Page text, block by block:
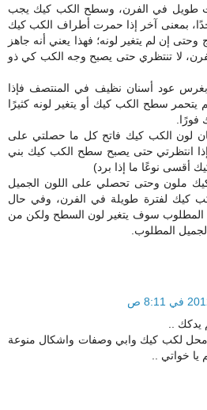
طويل في الفرن، وسطح الكب كيك يجب
بمعنى آخر إذا حمرت أطراف الكب كيك
إن لم يتغير لونه؛ فهذا يعني أنه جاهز
لا تنتظري حتى يصبح وجه الكب كي ذو
بغرس عود أسنان نظيف في المنتصف فإذا
سطح الكب كيك أو يتغير لونه كثيرًا
فورًا.
لون الكب كيك فاتح كل ما حصلتي على
انتظرتي حتى يصبح سطح الكب كيك بني
أقسى نوعًا ما إذا برد)
كيك ملون وحتى تحصلي على اللون الجميل
كيك لفترة طويلة في الفرن، وفي حال
المطلوب سوف يتغير لون السطح ولكن من
المطلوب.
يدكك ..
لكب كيك وابي وصفات واشكال منوعة
يا خواتي ..